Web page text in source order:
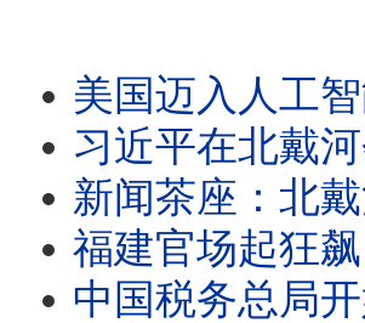
美国迈入人工
习近平在北戴河
新闻茶座：北戴河
福建官场起狂飙
中国税务总局开始对香